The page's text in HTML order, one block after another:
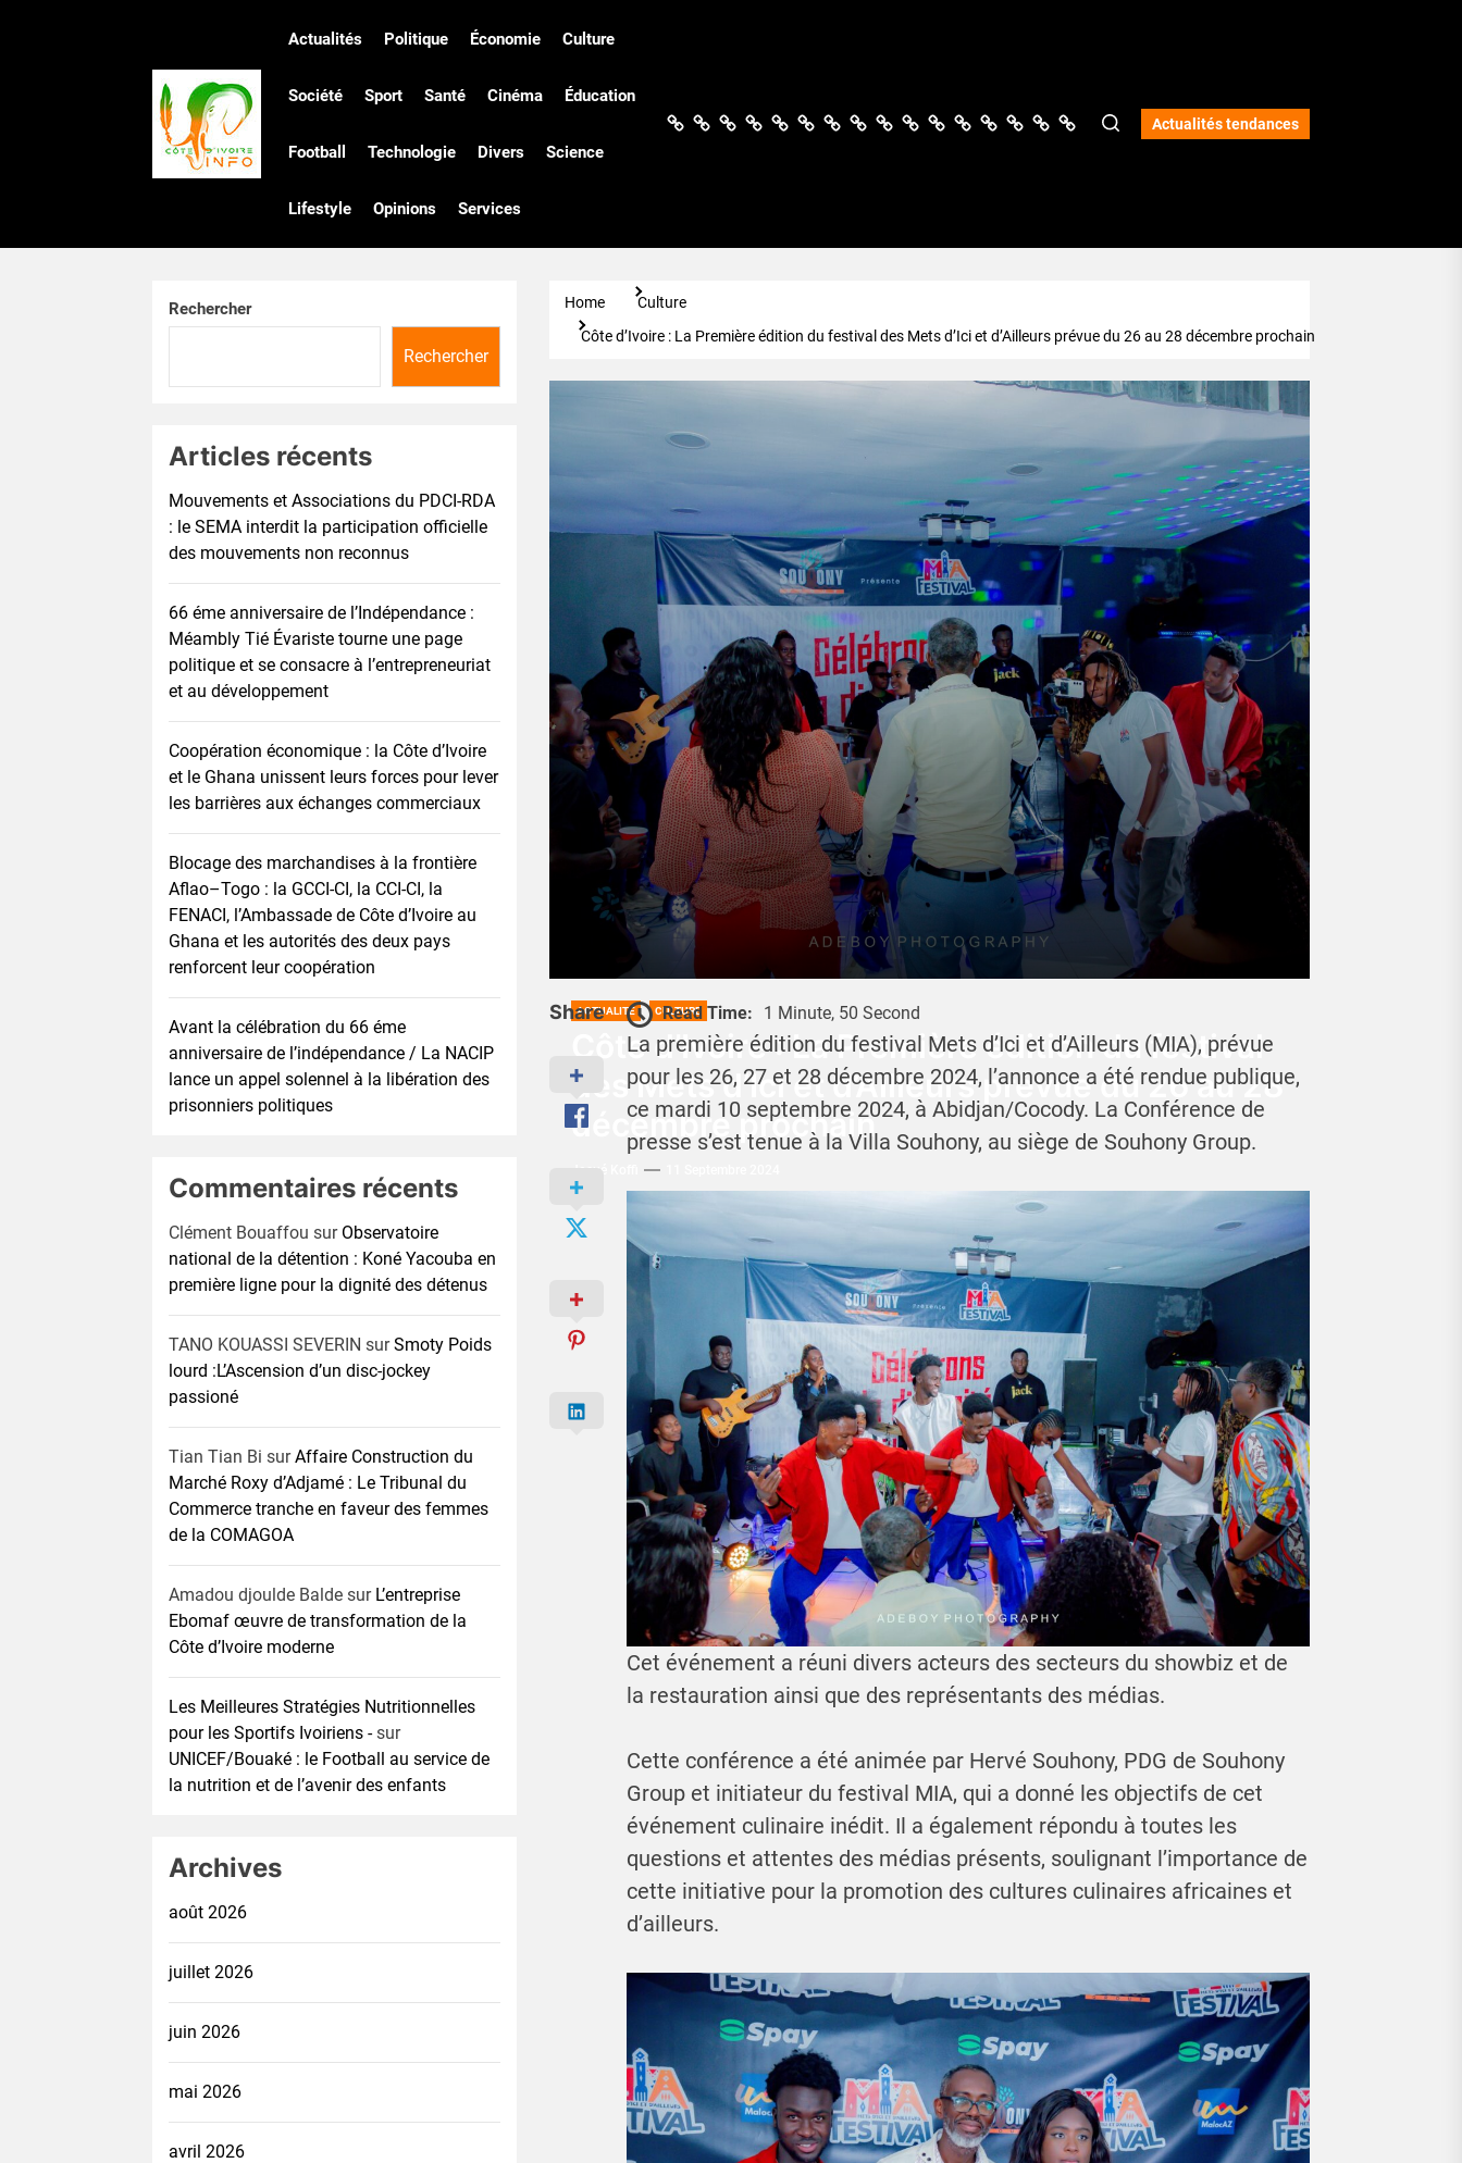
Côte
d'Ivoire
Infos
Actualités Politique Économie Culture
Société Sport Santé Cinéma Éducation
Football Technologie Divers Science
Lifestyle Opinions Services
Actualités
Politique
Économie
CultureSociété
SportSantéCinémaÉducation
Football
Technologie
DiversScience
Lifestyle
OpinionsServices Actualités tendances
Home
Culture
Côte d’Ivoire : La Première édition du festival des Mets d’Ici et d’Ailleurs prévue du 26 au 28 décembre prochain
ACTUALITÉ CULTURE
Côte d’Ivoire : La Première édition du festival
des Mets d’Ici et d’Ailleurs prévue du 26 au 28
décembre prochain
Josué Koffi
Share Read Time: 1 Minute, 50 Second
La première édition du festival Mets d’Ici et d’Ailleurs (MIA), prévue
pour les 26, 27 et 28 décembre 2024, l’annonce a été rendue publique,
ce mardi 10 septembre 2024, à Abidjan/Cocody. La Conférence de
presse s’est tenue à la Villa Souhony, au siège de Souhony Group.
Cet événement a réuni divers acteurs des secteurs du showbiz et de
la restauration ainsi que des représentants des médias.
Cette conférence a été animée par Hervé Souhony, PDG de Souhony
Group et initiateur du festival MIA, qui a donné les objectifs de cet
événement culinaire inédit. Il a également répondu à toutes les
questions et attentes des médias présents, soulignant l’importance de
cette initiative pour la promotion des cultures culinaires africaines et
d’ailleurs.
Rechercher
Rechercher
Articles récents
Mouvements et Associations du PDCI-RDA
: le SEMA interdit la participation officielle
des mouvements non reconnus
66 éme anniversaire de l’Indépendance :
Méambly Tié Évariste tourne une page
politique et se consacre à l’entrepreneuriat
et au développement
Coopération économique : la Côte d’Ivoire
et le Ghana unissent leurs forces pour lever
les barrières aux échanges commerciaux
Blocage des marchandises à la frontière
Aflao–Togo : la GCCI-CI, la CCI-CI, la
FENACI, l’Ambassade de Côte d’Ivoire au
Ghana et les autorités des deux pays
renforcent leur coopération
Avant la célébration du 66 éme
anniversaire de l’indépendance / La NACIP
lance un appel solennel à la libération des
prisonniers politiques
Commentaires récents
Clément Bouaffou sur Observatoire
national de la détention : Koné Yacouba en
première ligne pour la dignité des détenus
TANO KOUASSI SEVERIN surSmoty Poids
lourd :L’Ascension d’un disc-jockey
passioné
Tian Tian Bi surAffaire Construction du
Marché Roxy d’Adjamé : Le Tribunal du
Commerce tranche en faveur des femmes
de la COMAGOA
Amadou djoulde Balde sur L’entreprise
Ebomaf œuvre de transformation de la
Côte d’Ivoire moderne
Les Meilleures Stratégies Nutritionnelles
pour les Sportifs Ivoiriens -sur
UNICEF/Bouaké : le Football au service de
la nutrition et de l’avenir des enfants
Archives
août 2026
juillet 2026
juin 2026
mai 2026
avril 2026